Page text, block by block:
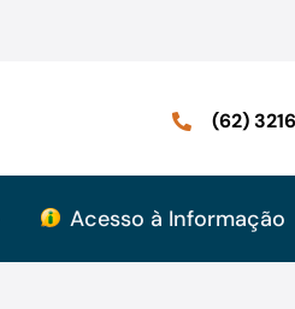
(62)
Acesso à Informação